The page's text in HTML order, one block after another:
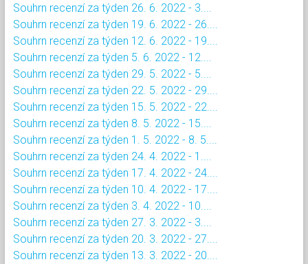
Souhrn recenzí za týden 26. 6. 2022 - 3....
Souhrn recenzí za týden 19. 6. 2022 - 26....
Souhrn recenzí za týden 12. 6. 2022 - 19....
Souhrn recenzí za týden 5. 6. 2022 - 12....
Souhrn recenzí za týden 29. 5. 2022 - 5....
Souhrn recenzí za týden 22. 5. 2022 - 29....
Souhrn recenzí za týden 15. 5. 2022 - 22....
Souhrn recenzí za týden 8. 5. 2022 - 15....
Souhrn recenzí za týden 1. 5. 2022 - 8. 5....
Souhrn recenzí za týden 24. 4. 2022 - 1....
Souhrn recenzí za týden 17. 4. 2022 - 24....
Souhrn recenzí za týden 10. 4. 2022 - 17....
Souhrn recenzí za týden 3. 4. 2022 - 10....
Souhrn recenzí za týden 27. 3. 2022 - 3....
Souhrn recenzí za týden 20. 3. 2022 - 27....
Souhrn recenzí za týden 13. 3. 2022 - 20....